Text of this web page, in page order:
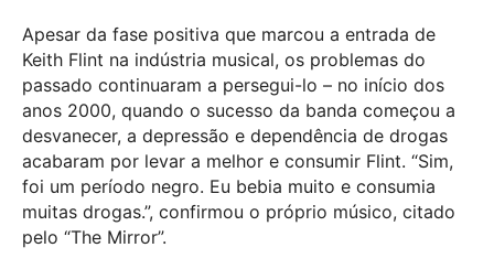
Apesar da fase positiva que marcou a entrada de
Keith Flint na indústria musical, os problemas do
passado continuaram a persegui-lo – no início dos
anos 2000, quando o sucesso da banda começou a
desvanecer, a depressão e dependência de drogas
acabaram por levar a melhor e consumir Flint. “Sim,
foi um período negro. Eu bebia muito e consumia
muitas drogas.”, confirmou o próprio músico, citado
pelo “The Mirror”.